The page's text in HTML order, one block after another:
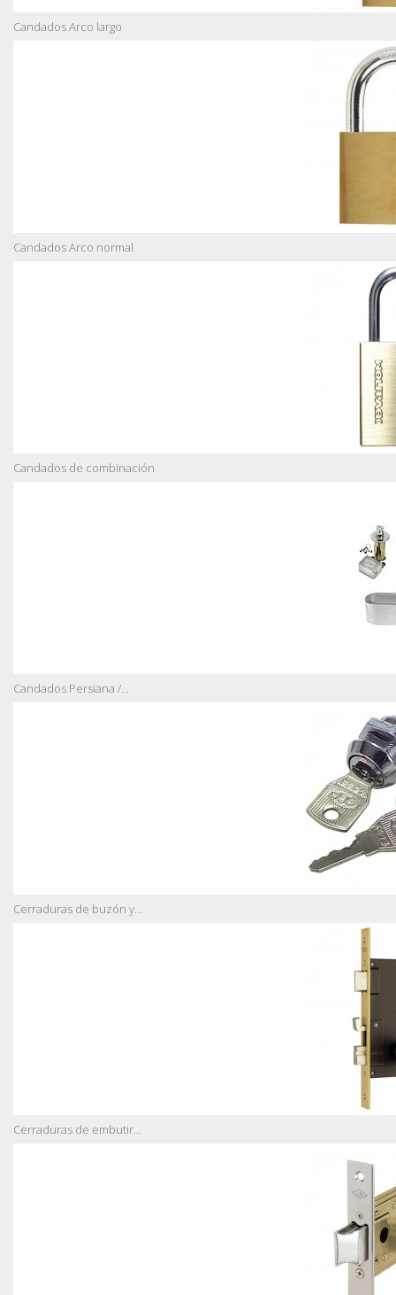
Candados Arco largo
Candados Arco normal
Candados de combinación
Candados Persiana /...
Cerraduras de buzón y...
Cerraduras de embutir...